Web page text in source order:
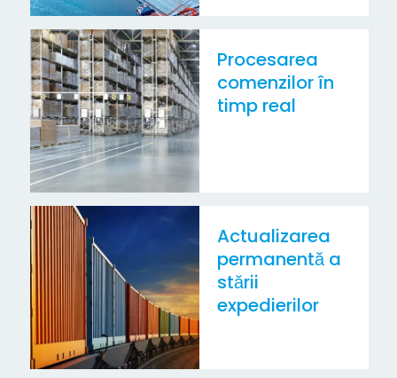
Procesarea
comenzilor în
timp real
Actualizarea
permanentă a
stării
expedierilor